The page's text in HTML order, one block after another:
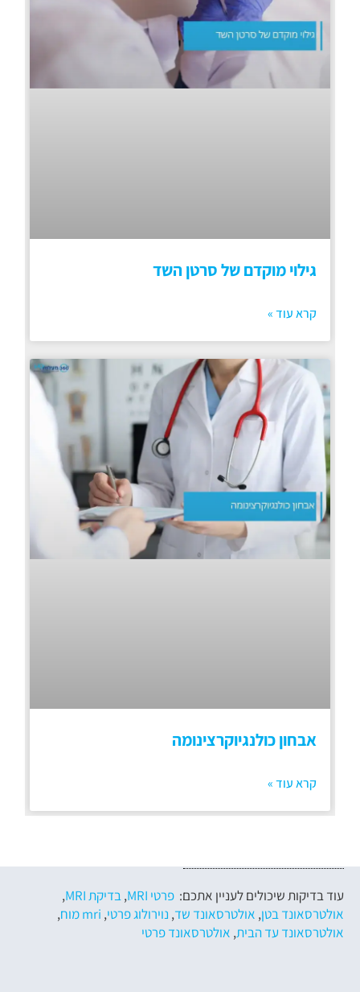
גילוי מוקדם של סרטן השד
קרא עוד »
אבחון כולנגיוקרצינומה
קרא עוד »
עוד בדיקות שיכולים לעניין אתכם: פרטי MRI ,בדיקת MRI
,
אולטרסאונד בטן, אולטרסאונד שד, נוירולוג פרטי, mri מוח
,
אולטרסאונד עד הבית, אולטרסאונד פרטי